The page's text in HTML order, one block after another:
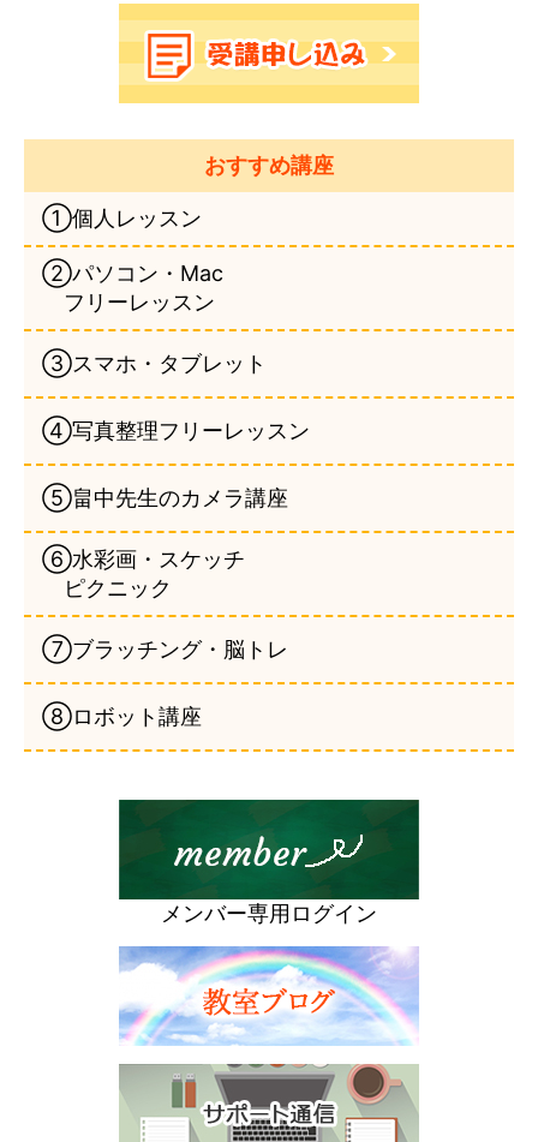
おすすめ講座
①個人レッスン
②パソコン・Mac
フリーレッスン
③スマホ・タブレット
④写真整理フリーレッスン
⑤畠中先生のカメラ講座
⑥水彩画・スケッチ
ピクニック
⑦ブラッチング・脳トレ
⑧ロボット講座
メンバー専用ログイン